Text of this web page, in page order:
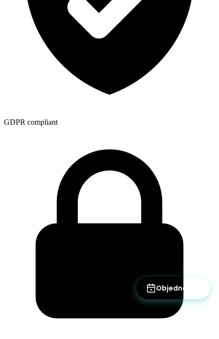
GDPR compliant
Objednat se